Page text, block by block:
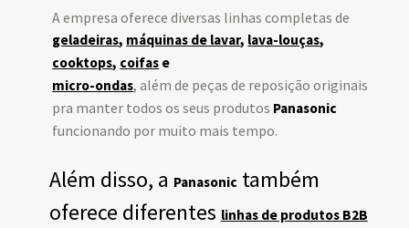
A empresa oferece diversas linhas completas de
geladeiras, máquinas de lavar, lava-louças,
cooktops, coifas e
micro-ondas, além de peças de reposição originais
pra manter todos os seus produtos Panasonic
funcionando por muito mais tempo.
Além disso, a Panasonic também
oferece diferentes linhas de produtos B2B